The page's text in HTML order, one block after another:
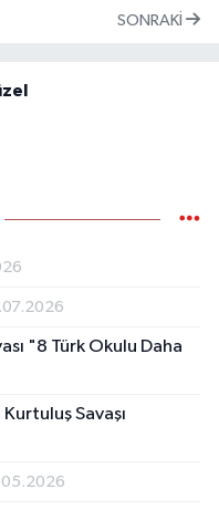
SONRAKI
"8 Türk Okulu Daha
Savaşı